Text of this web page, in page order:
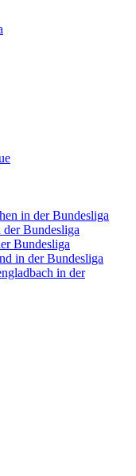
in der Bundesliga
Bundesliga
Bundesliga
in der Bundesliga
in der